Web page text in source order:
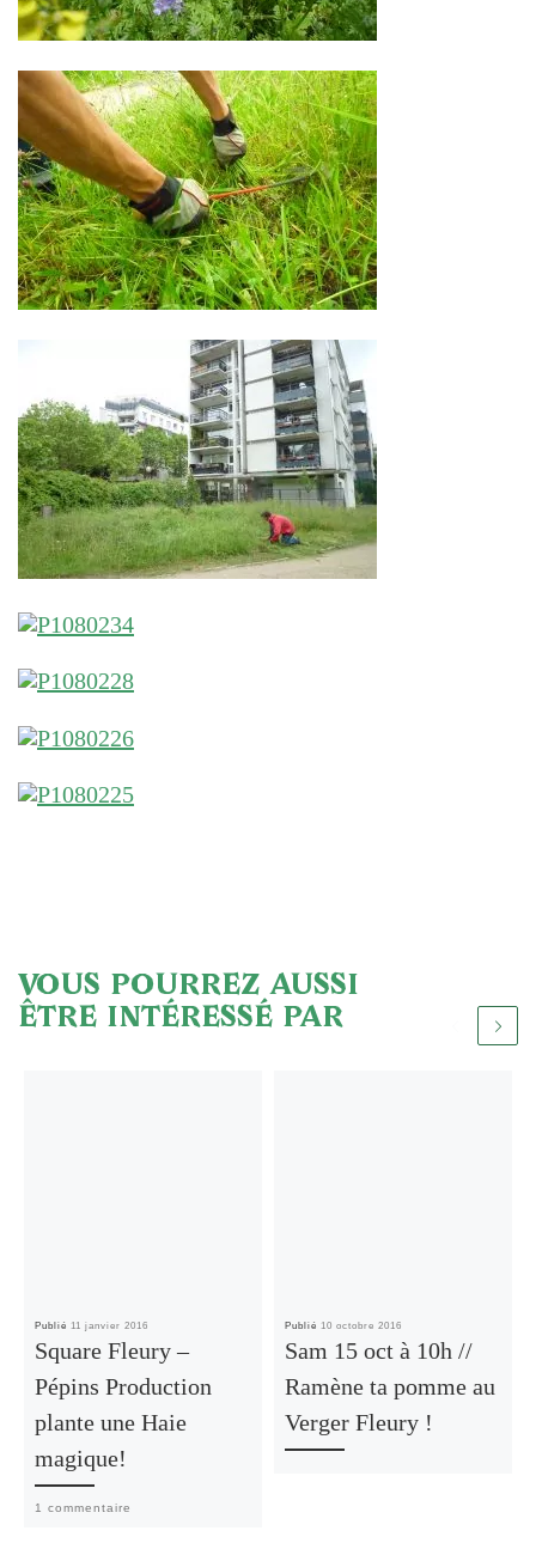
VOUS POURREZ AUSSI
ÊTRE INTÉRESSÉ PAR
Publié 11 janvier 2016
Square Fleury –
Pépins Production
plante une Haie
magique!
1 commentaire
Publié 10 octobre 2016
Sam 15 oct à 10h //
Ramène ta pomme au
Verger Fleury !